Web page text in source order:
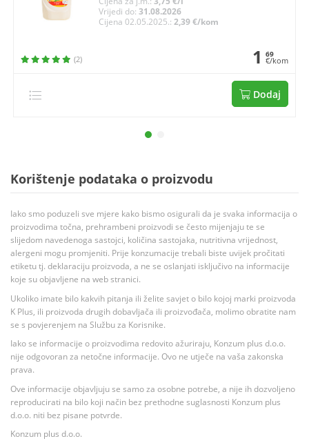
Vrijedi do:31.08.2026
Cijena 02.05.2025.:2,39 €/kom
(2) 1 69
€/kom
Dodaj
Korištenje podataka o proizvodu
Iako smo poduzeli sve mjere kako bismo osigurali da je svaka informacija o
proizvodima točna, prehrambeni proizvodi se često mijenjaju te se
slijedom navedenoga sastojci, količina sastojaka, nutritivna vrijednost,
alergeni mogu promjeniti. Prije konzumacije trebali biste uvijek pročitati
etiketu tj. deklaraciju proizvoda, a ne se oslanjati isključivo na informacije
koje su objavljene na web stranici.
Ukoliko imate bilo kakvih pitanja ili želite savjet o bilo kojoj marki proizvoda
K Plus, ili proizvoda drugih dobavljača ili proizvođača, molimo obratite nam
se s povjerenjem na Službu za Korisnike.
Iako se informacije o proizvodima redovito ažuriraju, Konzum plus d.o.o.
nije odgovoran za netočne informacije. Ovo ne utječe na vaša zakonska
prava.
Ove informacije objavljuju se samo za osobne potrebe, a nije ih dozvoljeno
reproducirati na bilo koji način bez prethodne suglasnosti Konzum plus
d.o.o. niti bez pisane potvrde.
Konzum plus d.o.o.